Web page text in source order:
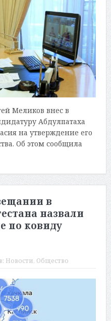
Меликов внес в
Абдулпатаха
на утверждение его
Об этом сообщила
в
назвали
по ковиду
в: Новости, Общество